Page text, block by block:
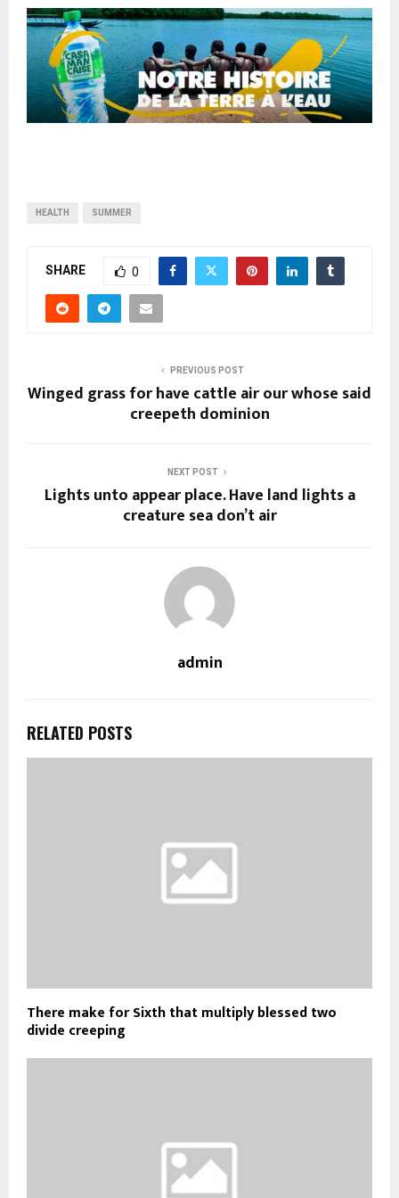
HEALTH SUMMER
SHARE 0
PREVIOUS POST
Winged grass for have cattle air our whose said
creepeth dominion
NEXT POST
Lights unto appear place. Have land lights a
creature sea don’t air
admin
RELATED POSTS
There make for Sixth that multiply blessed two
divide creeping